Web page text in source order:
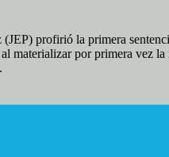
profirió la primera
materializar por primera vez